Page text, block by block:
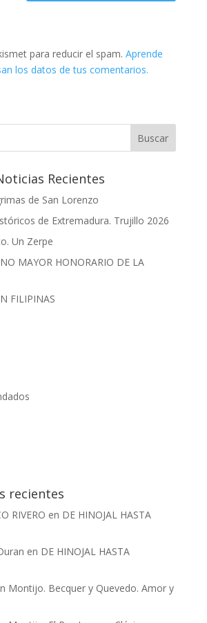
para reducir el spam. Aprende
los datos de tus comentarios.
Recientes
de San Lorenzo
de Extremadura. Trujillo 2026
Un Zerpe
MAYOR HONORARIO DE LA
FILIPINAS
recientes
RIVERO en DE HINOJAL HASTA
en DE HINOJAL HASTA
Montijo. Becquer y Quevedo. Amor y